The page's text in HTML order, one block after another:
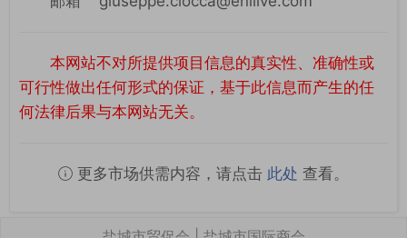
本网站不对所提供项目信息的真实性、准确性或
可行性做出任何形式的保证，基于此信息而产生的任
何法律后果与本网站无关。
更多市场供需内容，请点击 此处 查看。